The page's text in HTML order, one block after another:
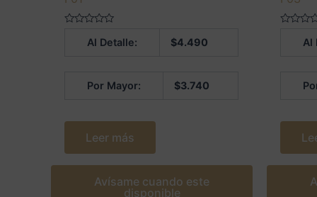
Al Detalle: $4.490
Por Mayor: $3.740
Leer más
Avísame cuando este
disponible
Al